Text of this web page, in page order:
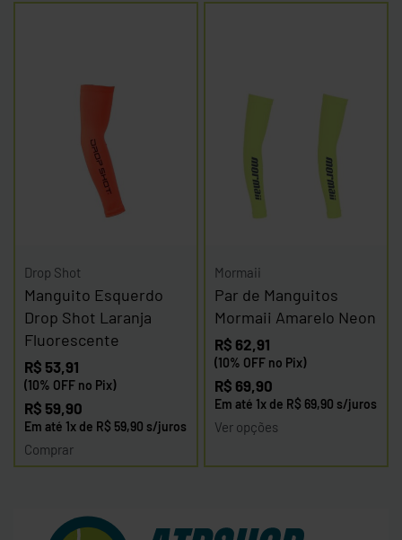
Drop Shot
Manguito Esquerdo
Drop Shot Laranja
Fluorescente
R$ 53,91
(10% OFF no Pix)
R$ 59,90
Em até 1x de R$ 59,90 s/juros
Comprar
Mormaii
Par de Manguitos
Mormaii Amarelo Neon
R$ 62,91
(10% OFF no Pix)
R$ 69,90
Em até 1x de R$ 69,90 s/juros
Ver opções